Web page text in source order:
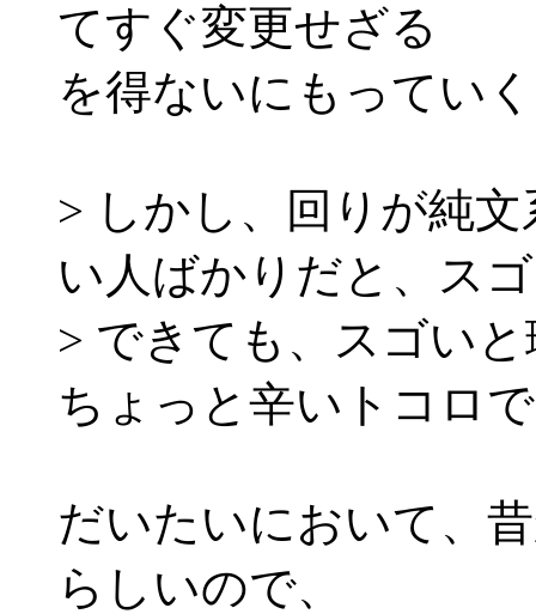
てすぐ変更せざる
を得ないにもってい
> しかし、回りが純
い人ばかりだと、ス
> できても、スゴい
ちょっと辛いトコロ
だいたいにおいて、
らしいので、